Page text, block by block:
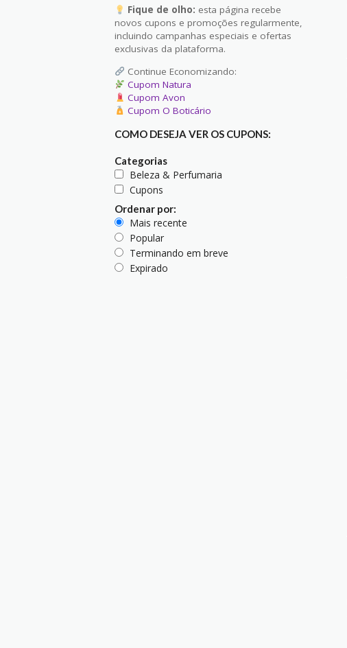
Fique de olho: esta página recebe
novos cupons e promoções regularmente,
incluindo campanhas especiais e ofertas
exclusivas da plataforma.
Continue Economizando:
Cupom Natura
Cupom Avon
Cupom O Boticário
COMO DESEJA VER OS CUPONS:
Categorias
Beleza & Perfumaria
Cupons
Ordenar por:
Mais recente
Popular
Terminando em breve
Expirado